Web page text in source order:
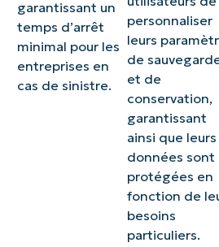
garantissant un
temps d’arrêt
minimal pour les
entreprises en
cas de sinistre.
personnaliser
leurs
de
et de
conservation,
garantissant
ainsi que leurs
données sont
protégées en
fonction de
besoins
particuliers.